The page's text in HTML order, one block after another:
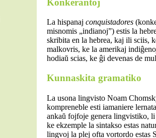
Konkerantoj
La hispanaj conquistadores
misnomis „indianoj”) estis la
skribita en la hebrea, kaj ili sciis,
malkovris, ke la amerikaj
hodiaŭ scias, ke ĝi devenas de
Kunnaskita gramatiko
La usona lingvisto Noam
kompreneble esti iamaniere
ankaŭ fojfoje genera lingvistiko,
ke ekzemple la sintakso estas
lingvoj la plej ofta vortordo estas